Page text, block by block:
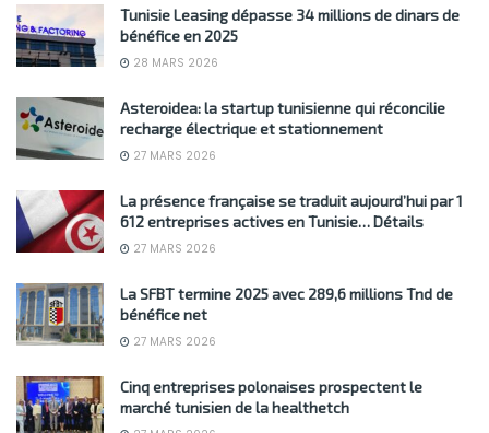
Tunisie Leasing dépasse 34 millions de dinars de
bénéfice en 2025
28 MARS 2026
Asteroidea: la startup tunisienne qui réconcilie
recharge électrique et stationnement
27 MARS 2026
La présence française se traduit aujourd’hui par 1
612 entreprises actives en Tunisie… Détails
27 MARS 2026
La SFBT termine 2025 avec 289,6 millions Tnd de
bénéfice net
27 MARS 2026
Cinq entreprises polonaises prospectent le
marché tunisien de la healthetch